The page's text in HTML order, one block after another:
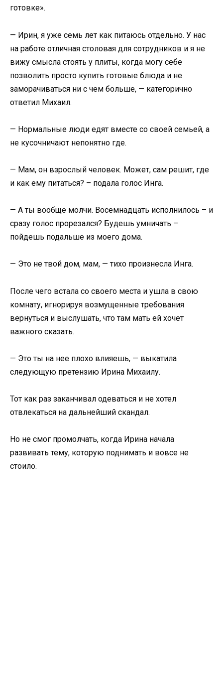
готовке».
— Ирин, я уже семь лет как питаюсь отдельно. У нас
на работе отличная столовая для сотрудников и я не
вижу смысла стоять у плиты, когда могу себе
позволить просто купить готовые блюда и не
заморачиваться ни с чем больше, — категорично
ответил Михаил.
— Нормальные люди едят вместе со своей семьей, а
не кусочничают непонятно где.
— Мам, он взрослый человек. Может, сам решит, где
и как ему питаться? – подала голос Инга.
— А ты вообще молчи. Восемнадцать исполнилось – и
сразу голос прорезался? Будешь умничать –
пойдешь подальше из моего дома.
— Это не твой дом, мам, — тихо произнесла Инга.
После чего встала со своего места и ушла в свою
комнату, игнорируя возмущенные требования
вернуться и выслушать, что там мать ей хочет
важного сказать.
— Это ты на нее плохо влияешь, — выкатила
следующую претензию Ирина Михаилу.
Тот как раз заканчивал одеваться и не хотел
отвлекаться на дальнейший скандал.
Но не смог промолчать, когда Ирина начала
развивать тему, которую поднимать и вовсе не
стоило.